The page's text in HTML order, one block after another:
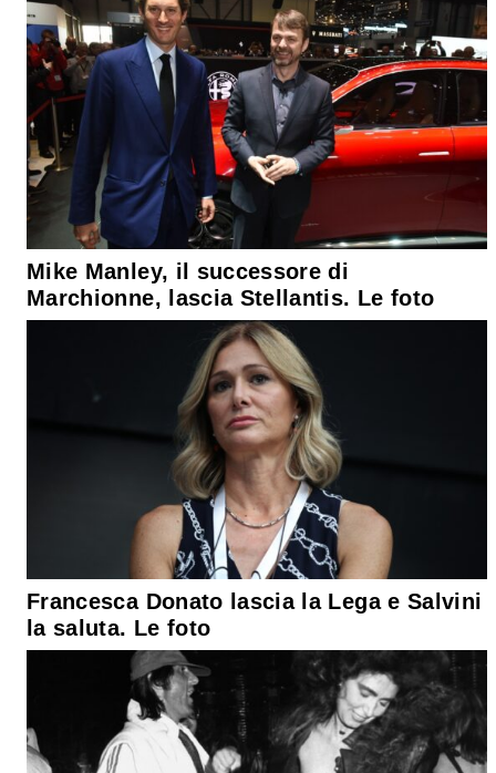
Mike Manley, il successore di
Marchionne, lascia Stellantis. Le foto
Francesca Donato lascia la Lega e Salvini
la saluta. Le foto